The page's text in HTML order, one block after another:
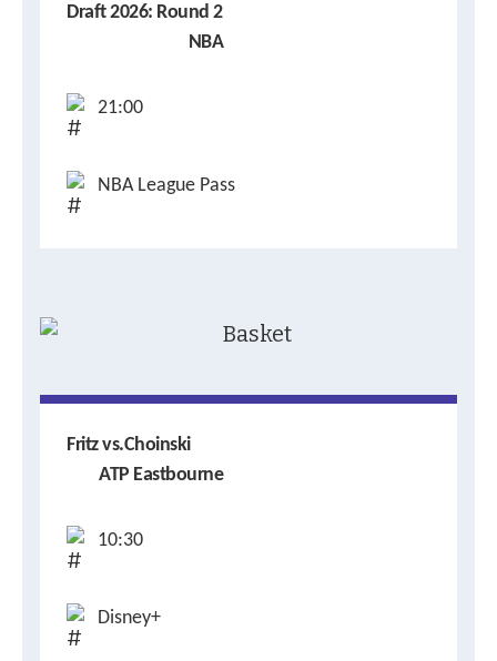
Draft 2026: Round 2
NBA
21:00
NBA League Pass
Fritz vs.Choinski
ATP Eastbourne
10:30
Disney+